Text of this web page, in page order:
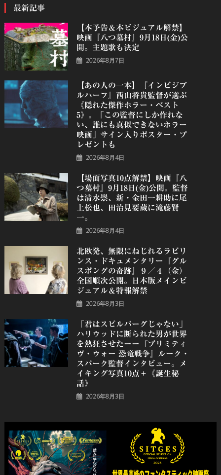
最新記事
【本予告＆本ビジュアル解禁】
映画『八つ墓村』9月18日(金)公
開。主題歌も決定
2026年8月7日
【あの人の一本】『インビジブ
ルハーフ』⻄⼭将貴監督が選ぶ
《隠れた傑作ホラー・ベスト
5》。「この監督にしか作れな
い、誰にも真似できないホラー
映画」サイン入りポスター・プ
レゼントも
2026年8月4日
【場面写真10点解禁】映画『八
つ墓村』9月18日(金)公開。監督
は清水崇、新・金田一耕助に尾
上松也、田治見要蔵に滝藤賢
一。
2026年8月4日
北欧発、無限にねじれるラビリ
ンス・ドキュメンタリー『グル
スポングの奇跡』９／４（金）
全国順次公開。日本版メインビ
ジュアル＆特報解禁
2026年8月3日
「君はスピルバーグじゃない」
ハリウッドに断られた男が世界
を熱狂させたーー『プリミティ
ヴ・ウォー 恐⻯戦争』ルーク・
スパーク監督インタビュー。メ
イキング写真10点＋《誕⽣秘
話》
2026年8月3日